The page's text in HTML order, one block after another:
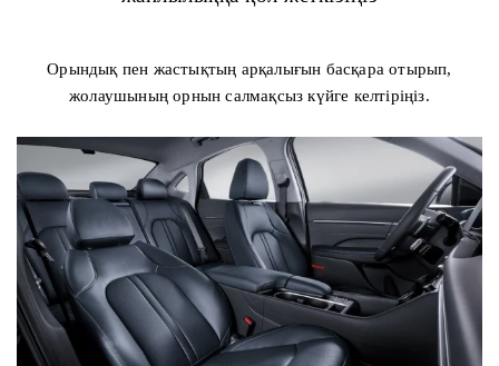
Орындық пен жастықтың арқалығын басқара отырып,
жолаушының орнын салмақсыз күйге келтіріңіз.